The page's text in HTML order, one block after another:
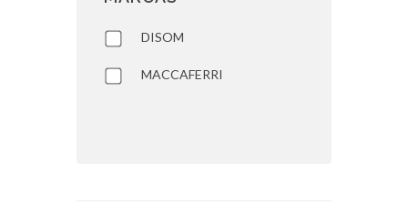
DISOM
MACCAFERRI